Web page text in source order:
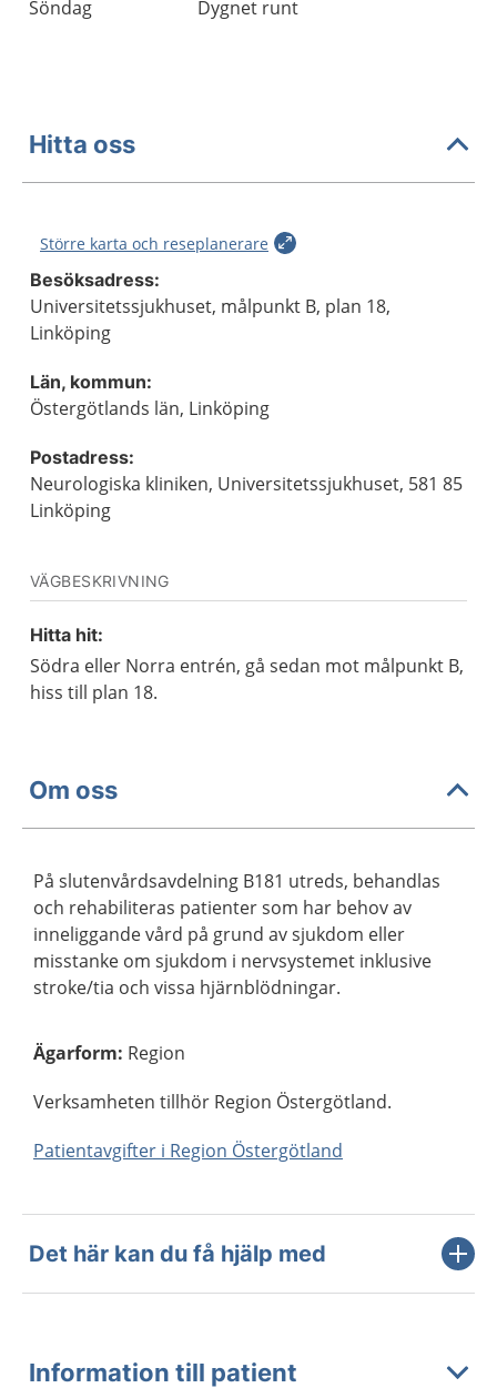
Söndag Dygnet runt
Hitta oss
Större karta och reseplanerare
Besöksadress:
Universitetssjukhuset, målpunkt B, plan 18,
Linköping
Län, kommun:
Östergötlands län, Linköping
Postadress:
Neurologiska kliniken, Universitetssjukhuset, 581 85
Linköping
VÄGBESKRIVNING
Hitta hit:
Södra eller Norra entrén, gå sedan mot målpunkt B,
hiss till plan 18.
Om oss
På slutenvårdsavdelning B181 utreds, behandlas
och rehabiliteras patienter som har behov av
inneliggande vård på grund av sjukdom eller
misstanke om sjukdom i nervsystemet inklusive
stroke/tia och vissa hjärnblödningar.
Ägarform: Region
Verksamheten tillhör Region Östergötland.
Patientavgifter i Region Östergötland
Det här kan du få hjälp med
Information till patient